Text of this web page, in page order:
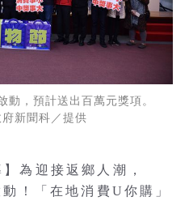
動，預計送出百萬元獎項。
新聞科／提供
為迎接返鄉人潮，
！「在地消費U你購」